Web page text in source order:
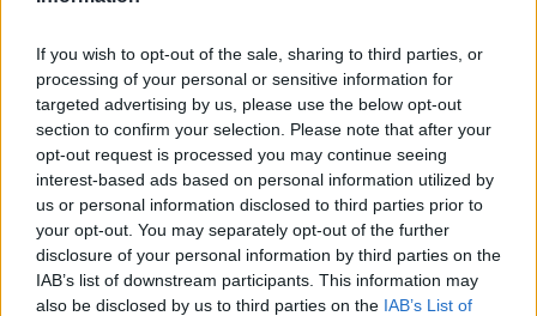
If you wish to opt-out of the sale, sharing to third parties, or
processing of your personal or sensitive information for
targeted advertising by us, please use the below opt-out
section to confirm your selection. Please note that after your
opt-out request is processed you may continue seeing
interest-based ads based on personal information utilized by
us or personal information disclosed to third parties prior to
your opt-out. You may separately opt-out of the further
disclosure of your personal information by third parties on the
IAB’s list of downstream participants. This information may
also be disclosed by us to third parties on the IAB’s List of
Г). На этом пункте остановимся подробнее.
4). "Параметры"